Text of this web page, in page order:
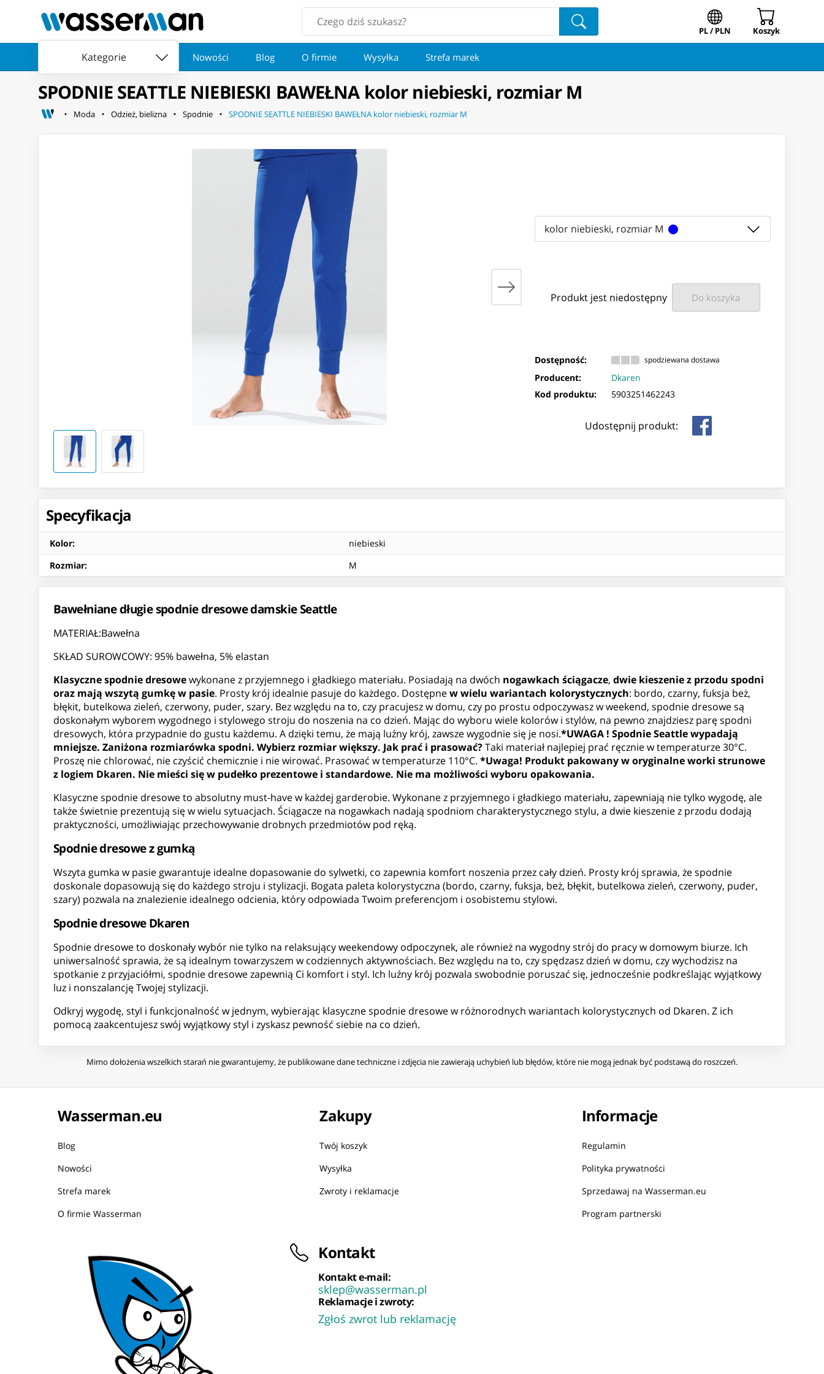
PL / PLN Koszyk
Kategorie Nowości Blog O firmie Wysyłka Strefa marek
SPODNIE SEATTLE NIEBIESKI BAWEŁNA kolor niebieski, rozmiar M
Moda Odzież, bielizna Spodnie SPODNIE SEATTLE NIEBIESKI BAWEŁNA kolor niebieski, rozmiar M
kolor niebieski, rozmiar M
Produkt jest niedostępny Do koszyka
Dostępność: spodziewana dostawa
Producent:
Dkaren
Kod produktu:
5903251462243
Udostępnij produkt:
Specyfikacja
Kolor:
niebieski
Rozmiar: M
Bawełniane długie spodnie dresowe damskie Seattle
MATERIAŁ:Bawełna
SKŁAD SUROWCOWY: 95% bawełna, 5% elastan
Klasyczne spodnie dresowewykonane z przyjemnego i gładkiego materiału. Posiadają na dwóch nogawkach ściągacze, dwie kieszenie z przodu spodni
oraz mają wszytą gumkę w pasie. Prosty krój idealnie pasuje do każdego. Dostępnew wielu wariantach kolorystycznych: bordo, czarny, fuksja beż,
błękit, butelkowa zieleń, czerwony, puder, szary. Bez względu na to, czy pracujesz w domu, czy po prostu odpoczywasz w weekend, spodnie dresowe są
doskonałym wyborem wygodnego i stylowego stroju do noszenia na co dzień. Mając do wyboru wiele kolorów i stylów, na pewno znajdziesz parę spodni
dresowych, która przypadnie do gustu każdemu. A dzięki temu, że mają luźny krój, zawsze wygodnie się je nosi.*UWAGA ! Spodnie Seattle wypadają
mniejsze. Zaniżona rozmiarówka spodni. Wybierz rozmiar większy. Jak prać i prasować?Taki materiał najlepiej prać ręcznie w temperaturze 30°C.
Proszę nie chlorować, nie czyścić chemicznie i nie wirować. Prasować w temperaturze 110°C. *Uwaga! Produkt pakowany w oryginalne worki strunowe
z logiem Dkaren. Nie mieści się w pudełko prezentowe i standardowe. Nie ma możliwości wyboru opakowania.
Klasyczne spodnie dresowe to absolutny must-have w każdej garderobie. Wykonane z przyjemnego i gładkiego materiału, zapewniają nie tylko wygodę, ale
także świetnie prezentują się w wielu sytuacjach. Ściągacze na nogawkach nadają spodniom charakterystycznego stylu, a dwie kieszenie z przodu dodają
praktyczności, umożliwiając przechowywanie drobnych przedmiotów pod ręką.
Spodnie dresowe z gumką
Wszyta gumka w pasie gwarantuje idealne dopasowanie do sylwetki, co zapewnia komfort noszenia przez cały dzień. Prosty krój sprawia, że spodnie
doskonale dopasowują się do każdego stroju i stylizacji. Bogata paleta kolorystyczna (bordo, czarny, fuksja, beż, błękit, butelkowa zieleń, czerwony, puder,
szary) pozwala na znalezienie idealnego odcienia, który odpowiada Twoim preferencjom i osobistemu stylowi.
Spodnie dresowe Dkaren
Spodnie dresowe to doskonały wybór nie tylko na relaksujący weekendowy odpoczynek, ale również na wygodny strój do pracy w domowym biurze. Ich
uniwersalność sprawia, że są idealnym towarzyszem w codziennych aktywnościach. Bez względu na to, czy spędzasz dzień w domu, czy wychodzisz na
spotkanie z przyjaciółmi, spodnie dresowe zapewnią Ci komfort i styl. Ich luźny krój pozwala swobodnie poruszać się, jednocześnie podkreślając wyjątkowy
luz i nonszalancję Twojej stylizacji.
Odkryj wygodę, styl i funkcjonalność w jednym, wybierając klasyczne spodnie dresowe w różnorodnych wariantach kolorystycznych od Dkaren. Z ich
pomocą zaakcentujesz swój wyjątkowy styl i zyskasz pewność siebie na co dzień.
Mimo dołożenia wszelkich starań nie gwarantujemy, że publikowane dane techniczne i zdjęcia nie zawierają uchybień lub błędów, które nie mogą jednak być podstawą do roszczeń.
Wasserman.eu
Blog
Nowości
Strefa marek
O firmie Wasserman
Zakupy
Twój koszyk
Wysyłka
Zwroty i reklamacje
Informacje
Regulamin
Polityka prywatności
Sprzedawaj na Wasserman.eu
Program partnerski
Kontakt
Kontakt e-mail:
sklep@wasserman.pl
Reklamacje i zwroty:
Zgłoś zwrot lub reklamację